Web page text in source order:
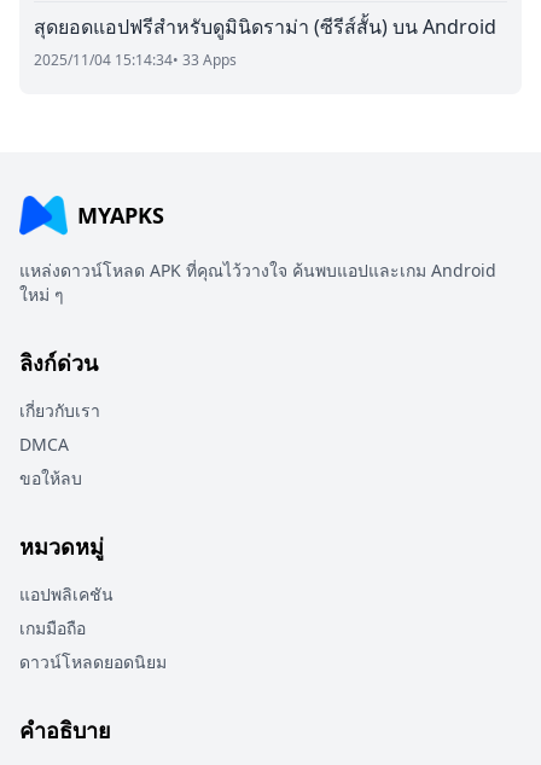
สุดยอดแอปฟรีสำหรับดูมินิดราม่า (ซีรีส์สั้น) บน Android
2025/11/04 15:14:34• 33 Apps
MYAPKS
แหล่งดาวน์โหลด APK ที่คุณไว้วางใจ ค้นพบแอปและเกม Android
ใหม่ ๆ
ลิงก์ด่วน
เกี่ยวกับเรา
DMCA
ขอให้ลบ
หมวดหมู่
แอปพลิเคชัน
เกมมือถือ
ดาวน์โหลดยอดนิยม
คำอธิบาย